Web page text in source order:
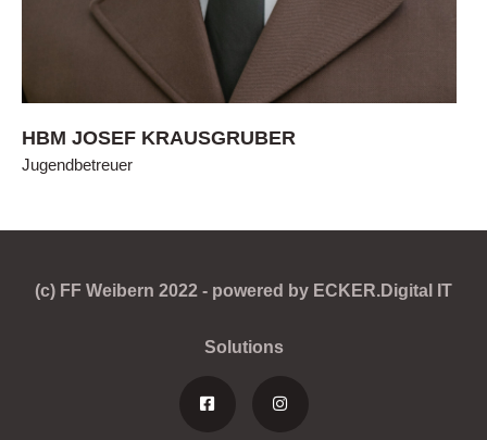
HBM JOSEF KRAUSGRUBER
Jugendbetreuer
(c) FF Weibern 2022 - powered by ECKER.Digital IT
Solutions